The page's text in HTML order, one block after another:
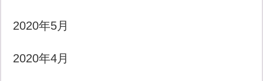
2020年5月
2020年4月